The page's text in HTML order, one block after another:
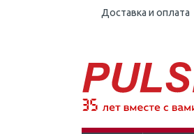
Доставка и оплата